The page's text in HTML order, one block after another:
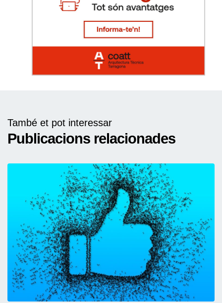
També et pot interessar
Publicacions relacionades